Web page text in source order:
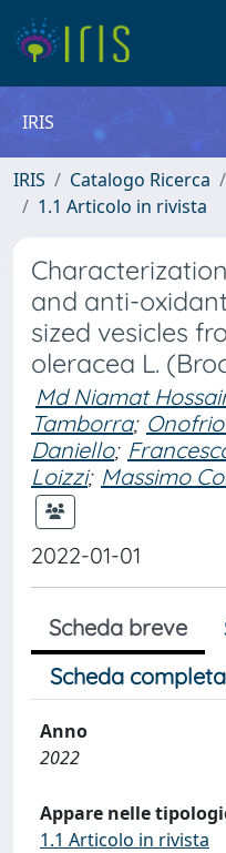
IRIS
IRIS Catalogo Ricerca
1.1 Articolo in rivista
and anti-
sized vesicles
oleracea L.
Md Niamat
Tamborra;
Daniello;
Loizzi; Massimo
2022-01-01
Scheda breve
Scheda
Anno
2022
Appare nelle
1.1 Articolo in rivista